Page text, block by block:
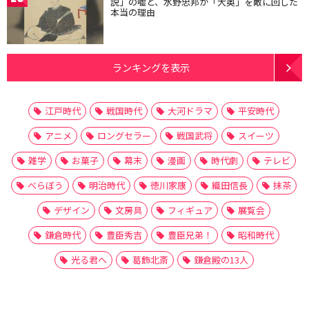
本当の理由
ランキングを表示
江戸時代 戦国時代 大河ドラマ
平安時代
アニメ
ロングセラー 戦国武将
スイーツ
雑学
お菓子 幕末 漫画 時代劇
テレビ
べらぼう
明治時代 徳川家康 織田信長
抹茶
デザイン
文房具 フィギュア
展覧会
鎌倉時代
豊臣秀吉 豊臣兄弟！
昭和時代
光る君へ
葛飾北斎 鎌倉殿の13人